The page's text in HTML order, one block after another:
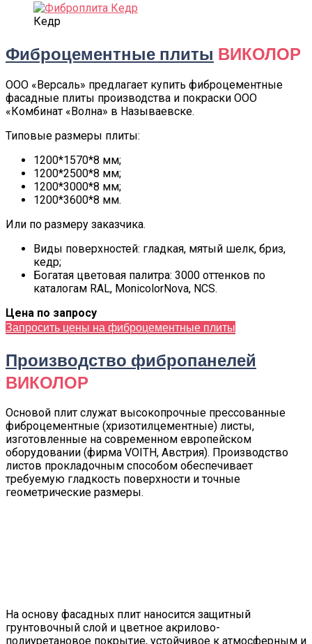
Кедр
Фиброцементные плиты ВИКОЛОР
ООО «Версаль» предлагает купить фиброцементные
фасадные плиты производства и покраски ООО
«Комбинат «Волна» в Называевске.
Типовые размеры плиты:
1200*1570*8 мм;
1200*2500*8 мм;
1200*3000*8 мм;
1200*3600*8 мм.
Или по размеру заказчика.
Виды поверхностей: гладкая, мятый шелк, бриз,
кедр;
Богатая цветовая палитра: 3000 оттенков по
каталогам RAL, MonicolorNova, NCS.
Цена по запросу
Запросить цены на фиброцементные плиты
Производство фибропанелей
ВИКОЛОР
Основой плит служат высокопрочные прессованные
фиброцементные (хризотилцементные) листы,
изготовленные на современном европейском
оборудовании (фирма VOITH, Австрия). Производство
листов прокладочным способом обеспечивает
требуемую гладкость поверхности и точные
геометрические размеры.
На основу фасадных плит наносится защитный
грунтовочный слой и цветное акрилово-
полиуретановое покрытие, устойчивое к атмосферным и